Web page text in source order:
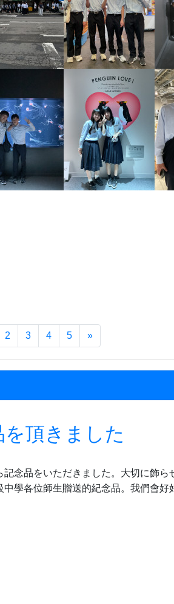
2 3 4 5 »
頂きました
念品をいただきました。大切に飾ら
學各位師生贈送的紀念品。我們會好